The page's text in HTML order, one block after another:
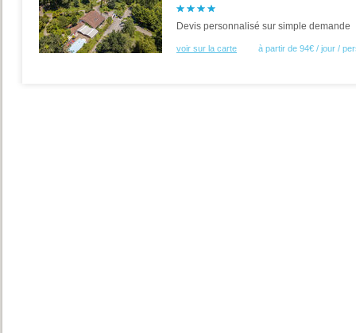
Devis personnalisé sur simple demande
voir sur la carte à partir de 94€ / jour /